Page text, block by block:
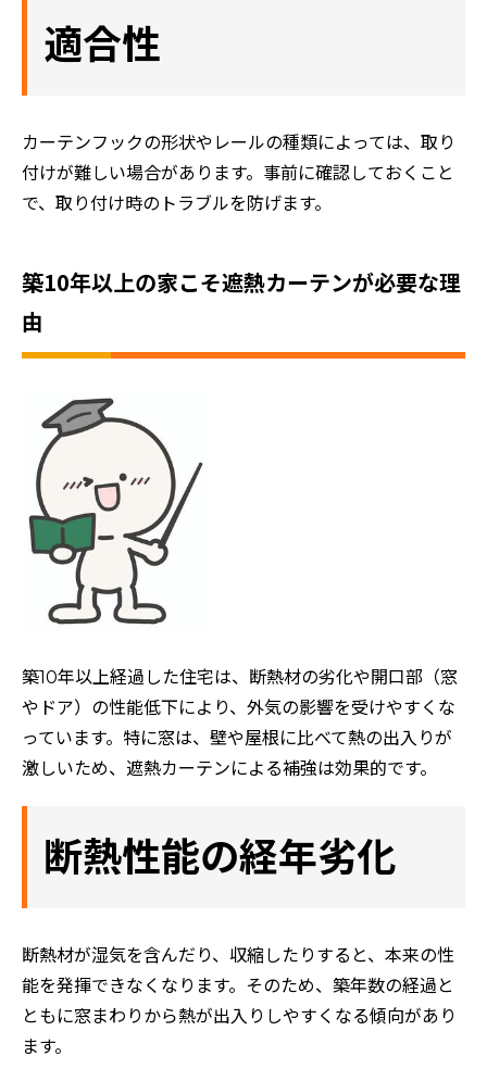
適合性
カーテンフックの形状やレールの種類によっては、取り
付けが難しい場合があります。事前に確認しておくこと
で、取り付け時のトラブルを防げます。
築10年以上の家こそ遮熱カーテンが必要な理
由
築10年以上経過した住宅は、断熱材の劣化や開口部（窓
やドア）の性能低下により、外気の影響を受けやすくな
っています。特に窓は、壁や屋根に比べて熱の出入りが
激しいため、遮熱カーテンによる補強は効果的です。
断熱性能の経年劣化
断熱材が湿気を含んだり、収縮したりすると、本来の性
能を発揮できなくなります。そのため、築年数の経過と
ともに窓まわりから熱が出入りしやすくなる傾向があり
ます。